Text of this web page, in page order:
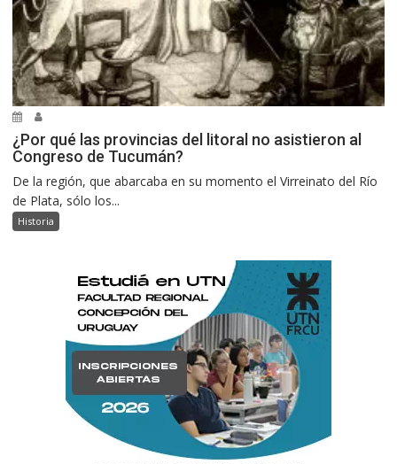
¿Por qué las provincias del litoral no asistieron al
Congreso de Tucumán?
De la región, que abarcaba en su momento el Virreinato del Río
de Plata, sólo los...
Historia